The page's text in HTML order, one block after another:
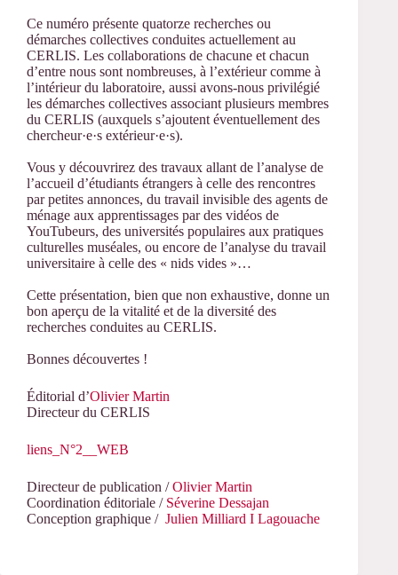
Ce numéro présente quatorze recherches ou
démarches collectives conduites actuellement au
CERLIS. Les collaborations de chacune et chacun
d’entre nous sont nombreuses, à l’extérieur comme à
l’intérieur du laboratoire, aussi avons-nous privilégié
les démarches collectives associant plusieurs membres
du CERLIS (auxquels s’ajoutent éventuellement des
chercheur·e·s extérieur·e·s).
Vous y découvrirez des travaux allant de l’analyse de
l’accueil d’étudiants étrangers à celle des rencontres
par petites annonces, du travail invisible des agents de
ménage aux apprentissages par des vidéos de
YouTubeurs, des universités populaires aux pratiques
culturelles muséales, ou encore de l’analyse du travail
universitaire à celle des « nids vides »…
Cette présentation, bien que non exhaustive, donne un
bon aperçu de la vitalité et de la diversité des
recherches conduites au CERLIS.
Bonnes découvertes !
Éditorial d’Olivier Martin
Directeur du CERLIS
liens_N°2__WEB
Directeur de publication /Olivier Martin
Coordination éditoriale / Séverine Dessajan
Conception graphique / Julien Milliard I Lagouache